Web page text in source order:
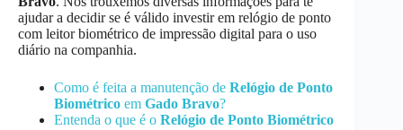
ajudar a decidir se é válido investir em relógio de ponto
com leitor biométrico de impressão digital para o uso
diário na companhia.
Como é feita a manutenção de Relógio de Ponto
Biométrico em Gado Bravo?
Entenda o que é o Relógio de Ponto Biométrico